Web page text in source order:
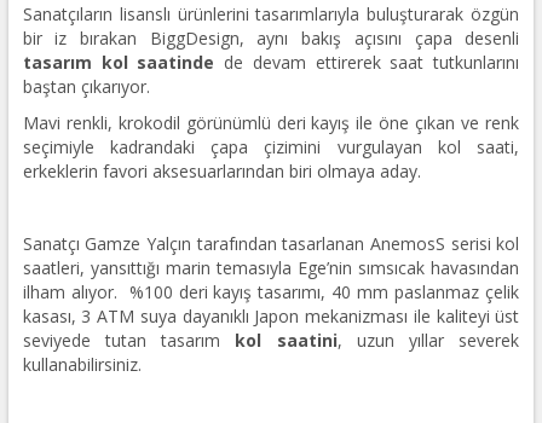
Sanatçıların lisanslı ürünlerini tasarımlarıyla buluşturarak özgün
bir iz bırakan BiggDesign, aynı bakış açısını çapa desenli
tasarım kol saatinde de devam ettirerek saat tutkunlarını
baştan çıkarıyor.
Mavi renkli, krokodil görünümlü deri kayış ile öne çıkan ve renk
seçimiyle kadrandaki çapa çizimini vurgulayan kol saati,
erkeklerin favori aksesuarlarından biri olmaya aday.
Sanatçı Gamze Yalçın tarafından tasarlanan AnemosS serisi kol
saatleri, yansıttığı marin temasıyla Ege’nin sımsıcak havasından
ilham alıyor. %100 deri kayış tasarımı, 40 mm paslanmaz çelik
kasası, 3 ATM suya dayanıklı Japon mekanizması ile kaliteyi üst
seviyede tutan tasarım kol saatini, uzun yıllar severek
kullanabilirsiniz.